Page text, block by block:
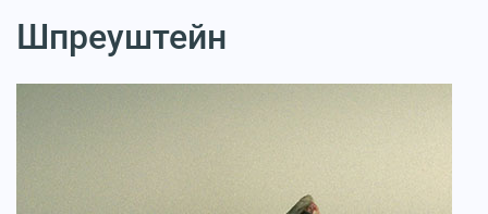
Шпреуштейн